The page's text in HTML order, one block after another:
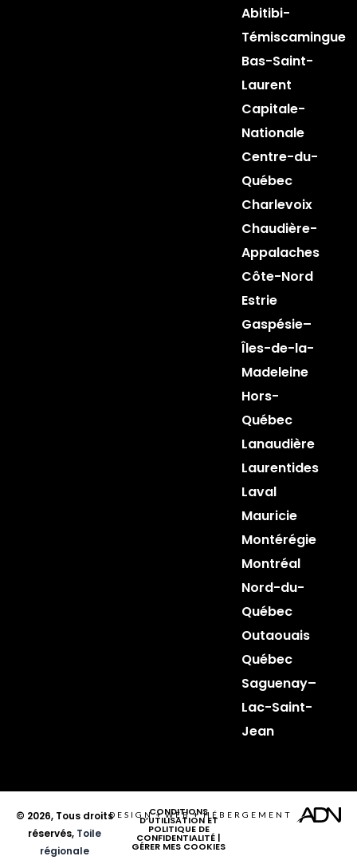
Abitibi-
Témiscamingue
Bas-Saint-
Laurent
Capitale-
Nationale
Centre-du-
Québec
Charlevoix
Chaudière-
Appalaches
Côte-Nord
Estrie
Gaspésie–
Îles-de-la-
Madeleine
Hors-
Québec
Lanaudière
Laurentides
Laval
Mauricie
Montérégie
Montréal
Nord-du-
Québec
Outaouais
Québec
Saguenay–
Lac-Saint-
Jean
© 2026, Tous droits
réservés, Toile
régionale
CONDITIONS
D’UTILISATION ET
POLITIQUE DE
CONFIDENTIALITÉ |
GÉRER MES COOKIES
DESIGN + WEB + HÉBERGEMENT